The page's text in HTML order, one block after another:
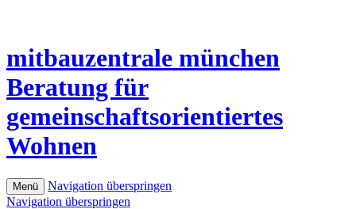
mitbauzentrale münchen
Beratung für
gemeinschaftsorientiertes
Wohnen
Menü
Navigation überspringen
Navigation überspringen